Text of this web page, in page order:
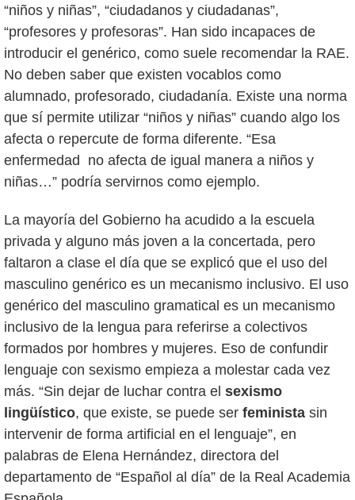
“niños y niñas”, “ciudadanos y ciudadanas”,
“profesores y profesoras”. Han sido incapaces de
introducir el genérico, como suele recomendar la RAE.
No deben saber que existen vocablos como
alumnado, profesorado, ciudadanía. Existe una norma
que sí permite utilizar “niños y niñas” cuando algo los
afecta o repercute de forma diferente. “Esa
enfermedad no afecta de igual manera a niños y
niñas…” podría servirnos como ejemplo.
La mayoría del Gobierno ha acudido a la escuela
privada y alguno más joven a la concertada, pero
faltaron a clase el día que se explicó que el uso del
masculino genérico es un mecanismo inclusivo. El uso
genérico del masculino gramatical es un mecanismo
inclusivo de la lengua para referirse a colectivos
formados por hombres y mujeres. Eso de confundir
lenguaje con sexismo empieza a molestar cada vez
más. “Sin dejar de luchar contra el sexismo
lingüístico, que existe, se puede ser feminista sin
intervenir de forma artificial en el lenguaje”, en
palabras de Elena Hernández, directora del
departamento de “Español al día” de la Real Academia